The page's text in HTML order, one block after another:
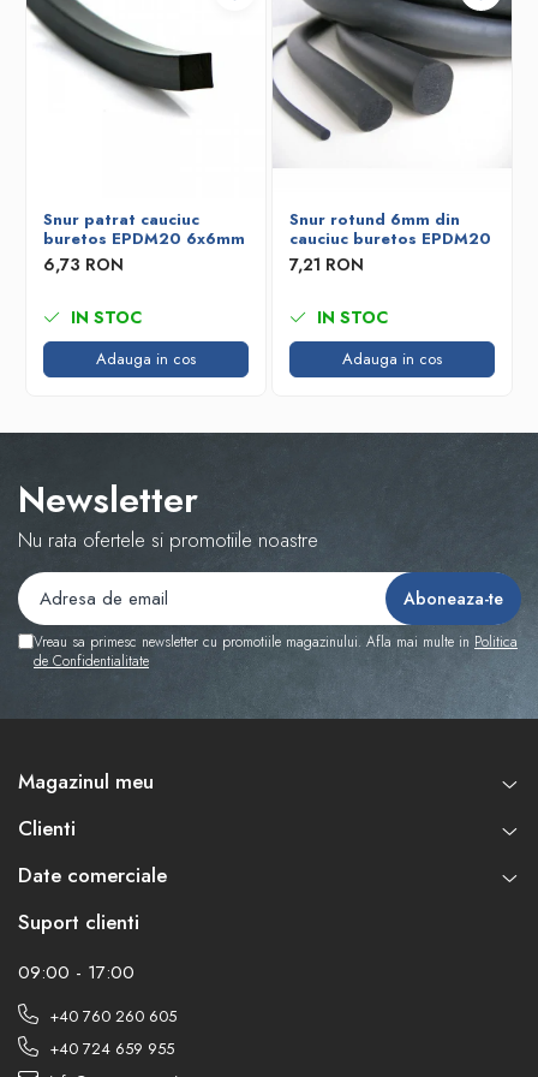
Snur patrat cauciuc
buretos EPDM20 6x6mm
6,73 RON
IN STOC
Adauga in cos
Snur rotund 6mm din
cauciuc buretos EPDM20
7,21 RON
IN STOC
Adauga in cos
Newsletter
Nu rata ofertele si promotiile noastre
Vreau sa primesc newsletter cu promotiile magazinului. Afla mai multe in Politica
de Confidentialitate
Magazinul meu
Clienti
Date comerciale
Suport clienti
09:00 - 17:00
+40 760 260 605
+40 724 659 955